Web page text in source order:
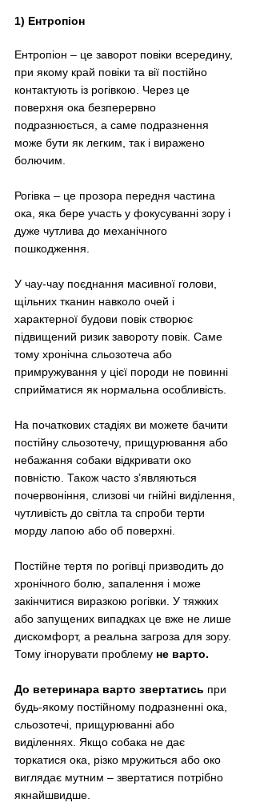
1) Ентропіон
Ентропіон – це заворот повіки всередину,
при якому край повіки та вії постійно
контактують із рогівкою. Через це
поверхня ока безперервно
подразнюється, а саме подразнення
може бути як легким, так і виражено
болючим.
Рогівка – це прозора передня частина
ока, яка бере участь у фокусуванні зору і
дуже чутлива до механічного
пошкодження.
У чау-чау поєднання масивної голови,
щільних тканин навколо очей і
характерної будови повік створює
підвищений ризик завороту повік. Саме
тому хронічна сльозотеча або
примружування у цієї породи не повинні
сприйматися як нормальна особливість.
На початкових стадіях ви можете бачити
постійну сльозотечу, прищурювання або
небажання собаки відкривати око
повністю. Також часто з’являються
почервоніння, слизові чи гнійні виділення,
чутливість до світла та спроби терти
морду лапою або об поверхні.
Постійне тертя по рогівці призводить до
хронічного болю, запалення і може
закінчитися виразкою рогівки. У тяжких
або запущених випадках це вже не лише
дискомфорт, а реальна загроза для зору.
Тому ігнорувати проблему не варто.
До ветеринара варто звертатись при
будь-якому постійному подразненні ока,
сльозотечі, прищурюванні або
виділеннях. Якщо собака не дає
торкатися ока, різко мружиться або око
виглядає мутним – звертатися потрібно
якнайшвидше.